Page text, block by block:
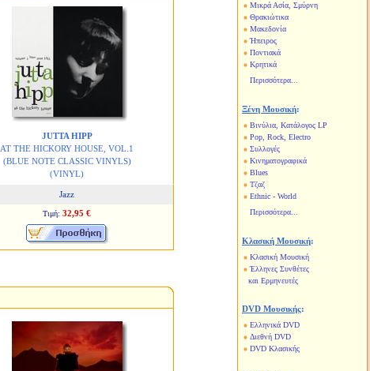
JUTTA HIPP
AT THE HICKORY HOUSE, VOL.1
(BLUE NOTE CLASSIC VINYLS)
(VINYL)
Jazz
Τιμή: 32,95 €
Μικρά Ασία, Σμύρνη
Θρακιώτικα
Μακεδονία
Ήπειρος
Ποντιακά
Κρητικά
Περισσότερα...
Ξένη Μουσική:
Βινύλια, Κατάλογος LP
Pop, Rock, Electro
Συλλογές
Κινηματογραφικά
Blues
Τζαζ
Ethnic - World
Περισσότερα...
Κλασική Μουσική:
Κλασική Μουσική
Έλληνες Συνθέτες
και Ερμηνευτές
DVD Μουσικής:
Ελληνικά DVD
Διεθνή DVD
DVD Κλασικής